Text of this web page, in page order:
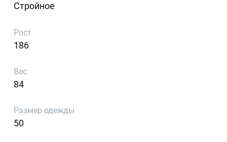
Стройное
Рост
186
Вес
84
Размер одежды
50